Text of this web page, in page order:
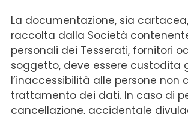
La documentazione, sia
raccolta dalla Società
personali dei Tesserati, fornitori
soggetto, deve essere custodita
l’inaccessibilità alle persone non
trattamento dei dati. In caso di
cancellazione, accidentale